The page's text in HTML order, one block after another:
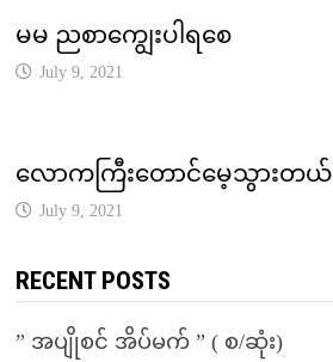
မမ ညစာကျွေးပါရစေ
July 9, 2021
လောကကြီးတောင်မေ့သွားတယ်
July 9, 2021
RECENT POSTS
” အပျိုစင် အိပ်မက် ” ( စ/ဆုံး)